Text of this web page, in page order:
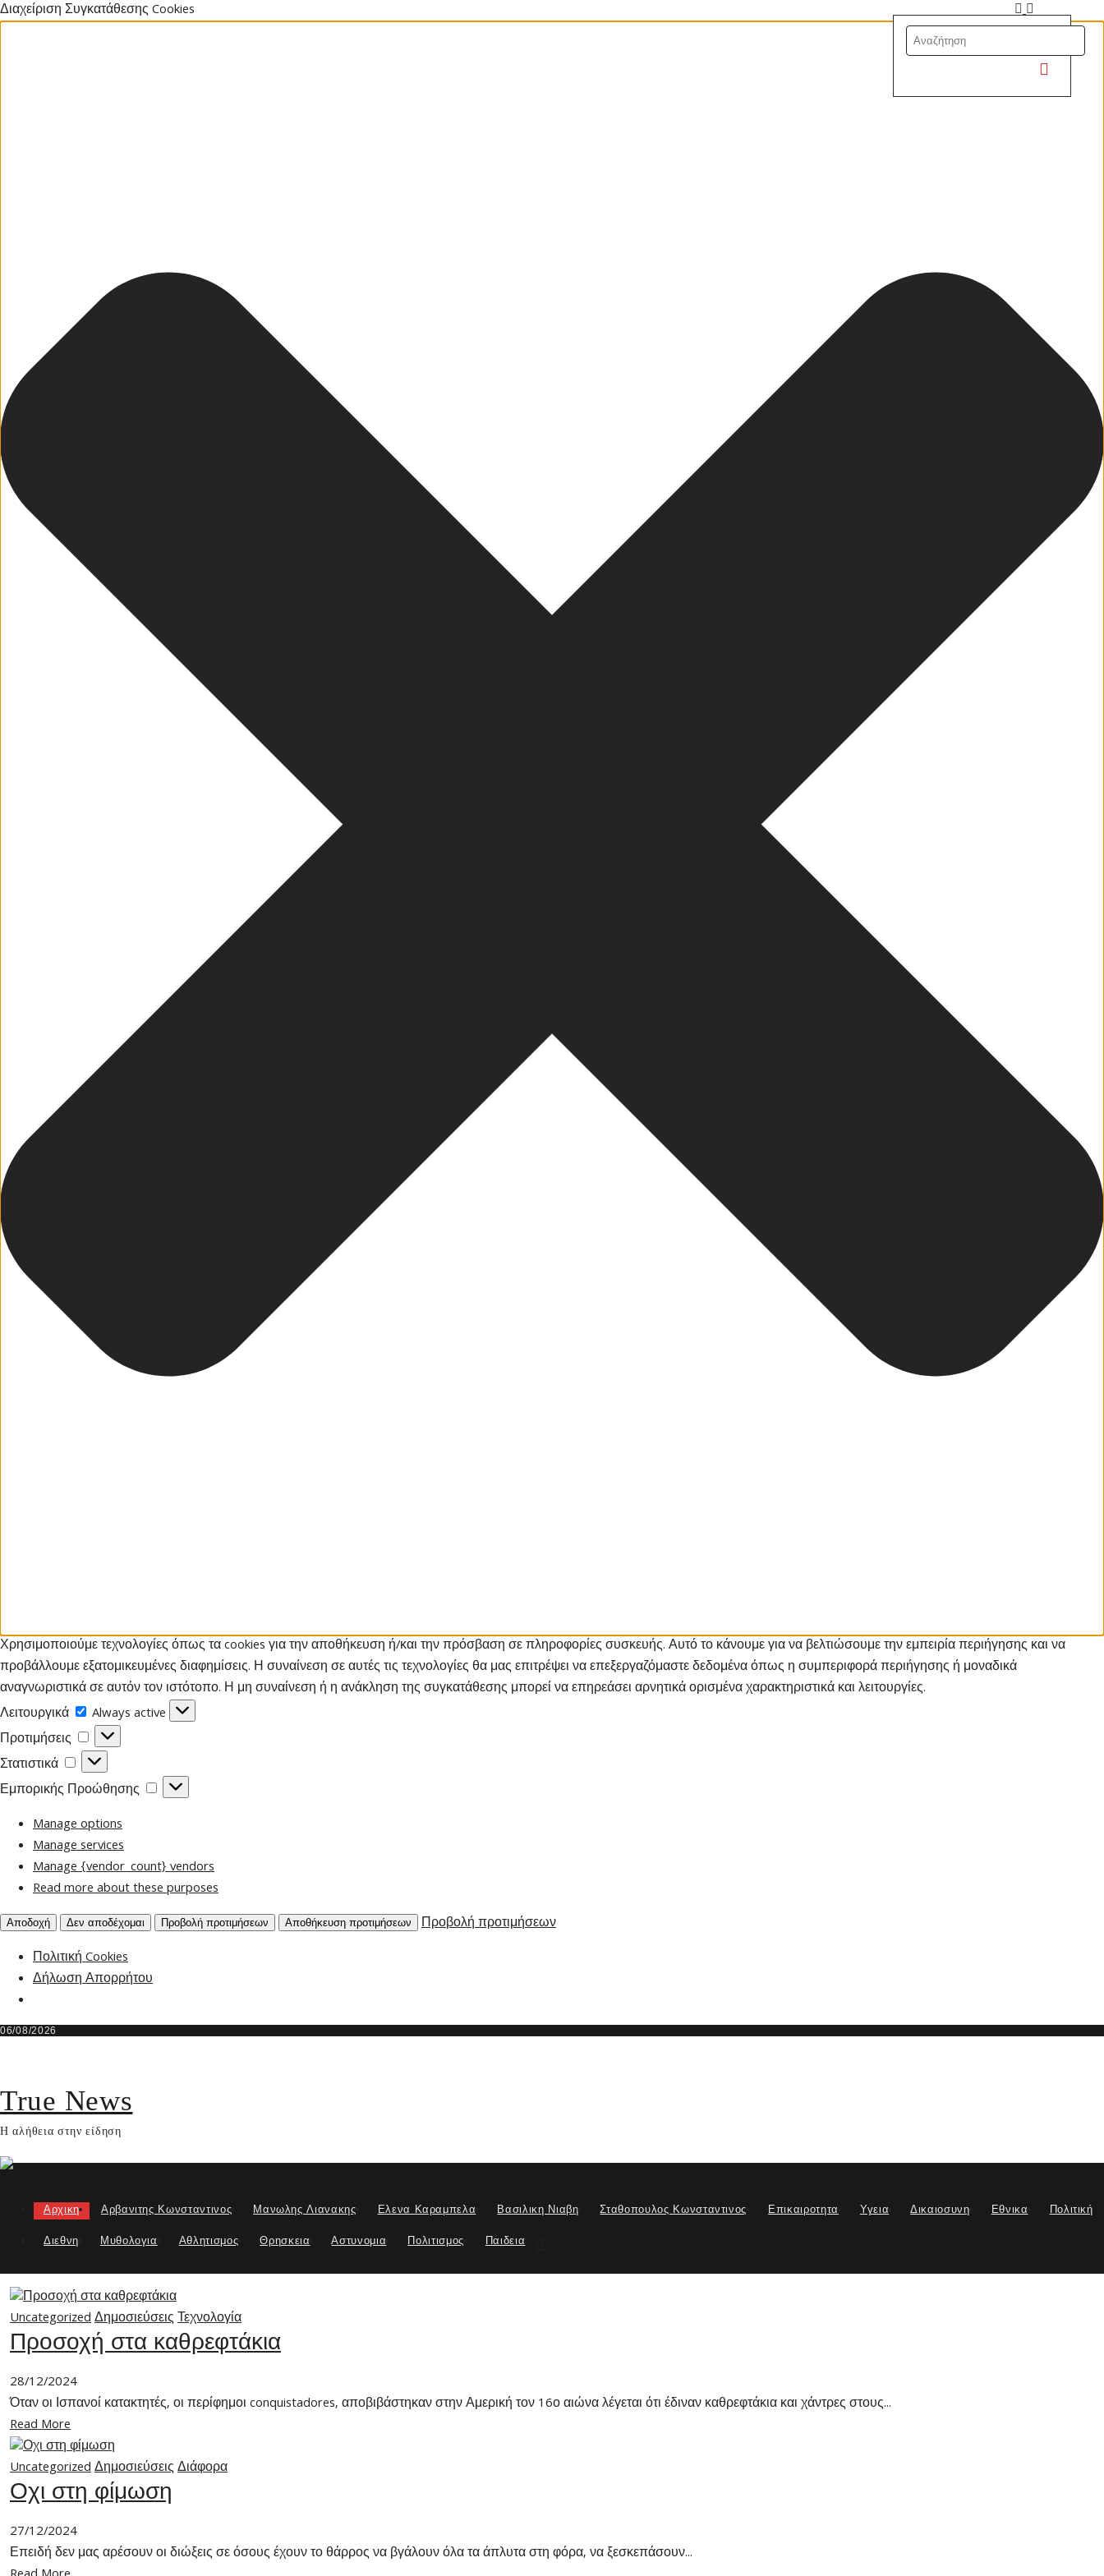
Διαχείριση Συγκατάθεσης Cookies
Χρησιμοποιούμε τεχνολογίες όπως τα cookies για την αποθήκευση ή/και την πρόσβαση σε πληροφορίες συσκευής. Αυτό το κάνουμε για να βελτιώσουμε την εμπειρία περιήγησης και να
προβάλλουμε εξατομικευμένες διαφημίσεις. Η συναίνεση σε αυτές τις τεχνολογίες θα μας επιτρέψει να επεξεργαζόμαστε δεδομένα όπως η συμπεριφορά περιήγησης ή μοναδικά
αναγνωριστικά σε αυτόν τον ιστότοπο. Η μη συναίνεση ή η ανάκληση της συγκατάθεσης μπορεί να επηρεάσει αρνητικά ορισμένα χαρακτηριστικά και λειτουργίες.
Λειτουργικά
Λειτουργικά
Always active
Προτιμήσεις
Προτιμήσεις
Στατιστικά
Στατιστικά
Εμπορικής Προώθησης
Εμπορικής
Manage options
Manage services
Manage {vendor_count} vendors
Read more about these purposes
Αποδοχή Δεν αποδέχομαι Προβολή προτιμήσεων Αποθήκευση προτιμήσεων
Προβολή προτιμήσεων
Πολιτική Cookies
Δήλωση Απορρήτου
Skip
06/08/2026
True News
Η αλήθεια στην είδηση
Αρχικη Αρβανιτης Κωνσταντινος Μανωλης Λιανακης Ελενα Καραμπελα Βασιλικη Νιαβη Σταθοπουλος Κωνσταντινος Επικαιροτητα Υγεια Δικαιοσυνη Εθνικα
Πολιτική
Διεθνη
Μυθολογια Αθλητισμος Θρησκεια Αστυνομια Πολιτισμος Παιδεια
UncategorizedΔημοσιεύσειςΤεχνολογία
Προσοχή στα καθρεφτάκια
28/12/2024
Όταν οι Ισπανοί κατακτητές, οι περίφημοι conquistadores, αποβιβάστηκαν στην Αμερική τον 16ο αιώνα λέγεται ότι έδιναν καθρεφτάκια και χάντρες στους...
Read More
UncategorizedΔημοσιεύσειςΔιάφορα
Οχι στη φίμωση
27/12/2024
Επειδή δεν μας αρέσουν οι διώξεις σε όσους έχουν το θάρρος να βγάλουν όλα τα άπλυτα στη φόρα, να ξεσκεπάσουν...